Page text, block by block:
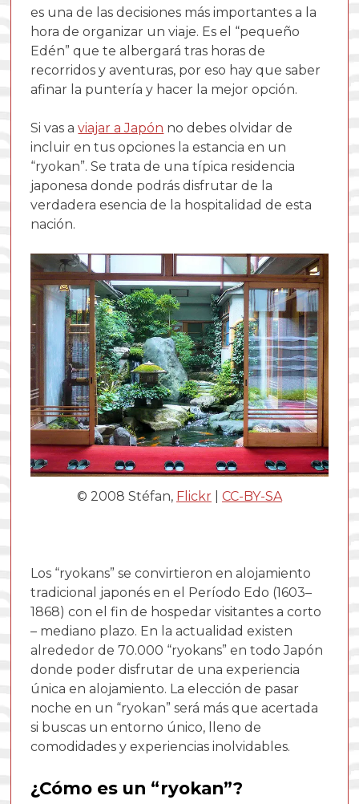
es una de las decisiones más importantes a la
hora de organizar un viaje. Es el “pequeño
Edén” que te albergará tras horas de
recorridos y aventuras, por eso hay que saber
afinar la puntería y hacer la mejor opción.
Si vas aviajar a Japón no debes olvidar de
incluir en tus opciones la estancia en un
“ryokan”. Se trata de una típica residencia
japonesa donde podrás disfrutar de la
verdadera esencia de la hospitalidad de esta
nación.
© 2008 Stéfan, Flickr| CC-BY-SA
Los “ryokans” se convirtieron en alojamiento
tradicional japonés en el Período Edo (1603–
1868) con el fin de hospedar visitantes a corto
– mediano plazo. En la actualidad existen
alrededor de 70.000 “ryokans” en todo Japón
donde poder disfrutar de una experiencia
única en alojamiento. La elección de pasar
noche en un “ryokan” será más que acertada
si buscas un entorno único, lleno de
comodidades y experiencias inolvidables.
¿Cómo es un “ryokan”?